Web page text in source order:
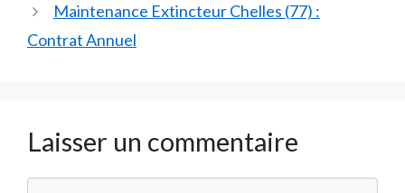
Maintenance Extincteur Chelles (77) :
Contrat Annuel
Laisser un commentaire